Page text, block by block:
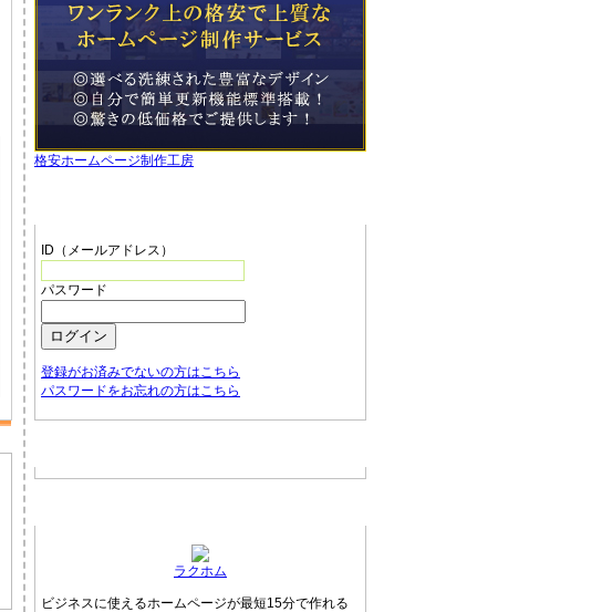
格安ホームページ制作工房
ID（メールアドレス）
パスワード
登録がお済みでないの方はこちら
パスワードをお忘れの方はこちら
ラクホム
ビジネスに使えるホームページが最短15分で作れる